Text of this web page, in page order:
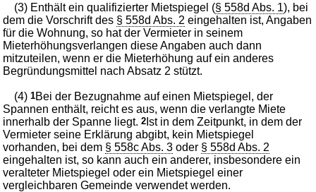
(3) Enthält ein qualifizierter Mietspiegel (§ 558d Abs. 1), bei
dem die Vorschrift des § 558d Abs. 2 eingehalten ist, Angaben
für die Wohnung, so hat der Vermieter in seinem
Mieterhöhungsverlangen diese Angaben auch dann
mitzuteilen, wenn er die Mieterhöhung auf ein anderes
Begründungsmittel nach Absatz 2 stützt.
(4)1Bei der Bezugnahme auf einen Mietspiegel, der
Spannen enthält, reicht es aus, wenn die verlangte Miete
innerhalb der Spanne liegt.2 Ist in dem Zeitpunkt, in dem der
Vermieter seine Erklärung abgibt, kein Mietspiegel
vorhanden, bei dem § 558c Abs. 3 oder § 558d Abs. 2
eingehalten ist, so kann auch ein anderer, insbesondere ein
veralteter Mietspiegel oder ein Mietspiegel einer
vergleichbaren Gemeinde verwendet werden.